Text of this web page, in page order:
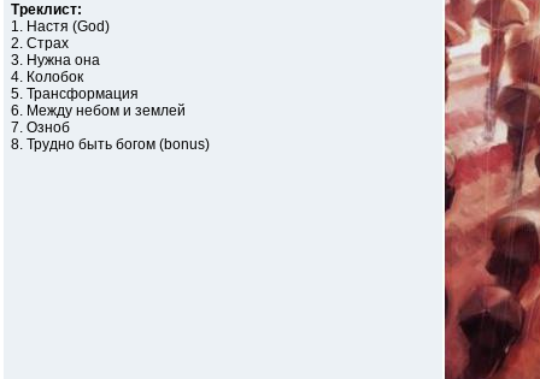
Треклист:
1. Настя (God)
2. Страх
3. Нужна она
4. Колобок
5. Трансформация
6. Между небом и землей
7. Озноб
8. Трудно быть богом (bonus)